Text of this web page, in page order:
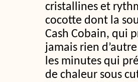
cristallines et
cocotte dont la
Cash Cobain, qui
jamais rien
les minutes qui
de chaleur sous